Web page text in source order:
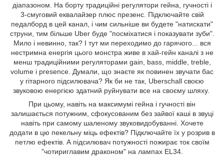
діапазоном. На борту традиційні регулятори гейна, гучності і
3-смуговий еквалайзер плюс презенс. Підключайте свій
педалборд в цей канал, і чим сильніше ви будете "натискати"
струни, тим більше Uber буде "посміхатися і показувати зуби".
Мило і невинно, так? І тут ми переходимо до гарячого... вся
нестримна енергія цього монстра живе в хай-гейн каналі з не
менш традиційними регуляторами gain, bass, middle, treble,
volume і presence. Думали, що знаєте як повинен звучати бас
у гітарного підсилювача? Як би не так, Uberschall своєю
звуковою енергією здатний руйнувати все на своєму шляху.
При цьому, навіть на максимумі гейна і гучності він
залишається потужним, сфокусованим без зайвої каші в звуці
навіть при самому шаленому звуковидобуванні. Хочете
додати в цю пекельну міць ефектів? Підключайте їх у розрив в
петлю ефектів. А підсилювач потужності пожирає ток своїм
"чотириглавим драконом" на лампах EL34.